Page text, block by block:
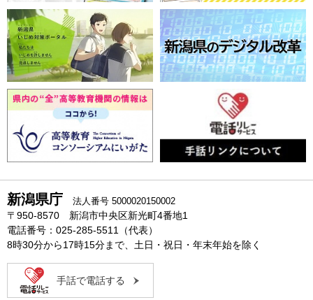
新潟県庁 法人番号 5000020150002
〒950-8570 新潟市中央区新光町4番地1
電話番号：025-285-5511（代表）
8時30分から17時15分まで、土日・祝日・年末年始を除く
手話で電話する